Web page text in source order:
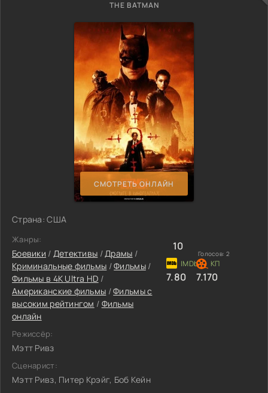
THE BATMAN
СМОТРЕТЬ ОНЛАЙН
Страна: США
Жанры:
Боевики / Детективы /Драмы /
Криминальные фильмы /Фильмы/
Фильмы в 4K Ultra HD /
Американские фильмы /Фильмы с
высоким рейтингом / Фильмы
онлайн
Режиссёр:
Мэтт Ривз
Сценарист:
Мэтт Ривз, Питер Крэйг, Боб Кейн
10
Голосов: 2
7.80 7.170